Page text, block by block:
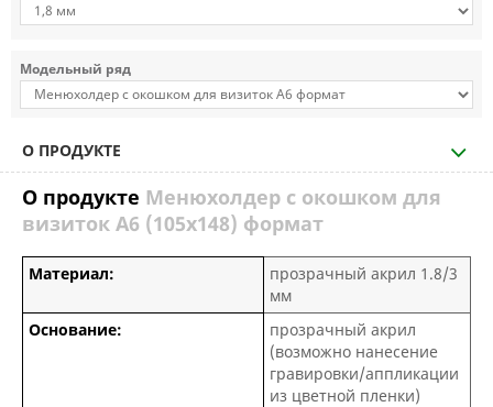
Модельный ряд
О ПРОДУКТЕ
О продукте Менюхолдер с окошком для
визиток А6 (105х148) формат
Материал:
прозрачный акрил 1.8/3
мм
Основание:
прозрачный акрил
(возможно нанесение
гравировки/аппликации
из цветной пленки)